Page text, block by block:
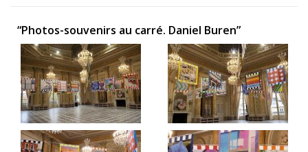
“Photos-souvenirs au carré. Daniel Buren”